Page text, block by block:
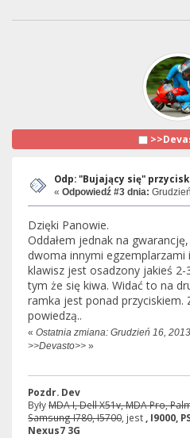
Odp: "Bujający się"
« Odpowiedź #3 dnia:
Dzięki Panowie.
Oddałem jednak na
dwoma innymi egzemplarzami
klawisz jest osadzony jakieś 2-
tym że się kiwa. Widać to na
ramka jest ponad przyciskiem.
powiedzą..
« Ostatnia zmiana: Grudzień 16,
>>Devasto>> »
Pozdr. Dev
ByłyMDA I, Dell X51v, MDA Pro,
Samsung I780, I5700, jest, I9000,
Nexus7 3G